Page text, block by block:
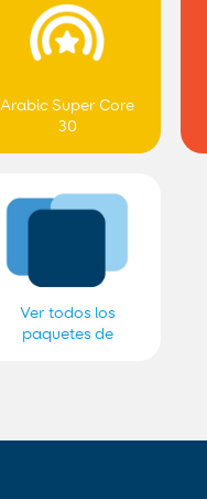
Arabic Super Core
30
Ver todos los
paquetes de